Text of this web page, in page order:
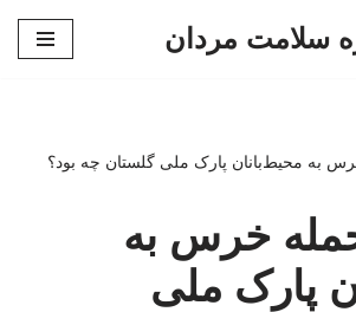
سلامت مردان
به محیط‌بانان پارک ملی گلستان چه بود؟
خرس به
پارک ملی